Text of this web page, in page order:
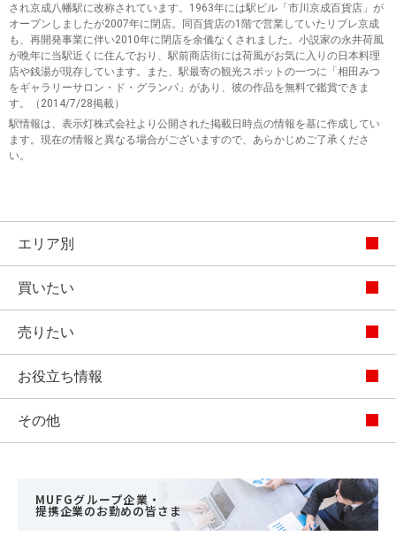
され京成八幡駅に改称されています。1963年には駅ビル「市川京成百貨店」が
オープンしましたが2007年に閉店。同百貨店の1階で営業していたリブレ京成
も、再開発事業に伴い2010年に閉店を余儀なくされました。小説家の永井荷風
が晩年に当駅近くに住んでおり、駅前商店街には荷風がお気に入りの日本料理
店や銭湯が現存しています。また、駅最寄の観光スポットの一つに「相田みつ
をギャラリーサロン・ド・グランパ」があり、彼の作品を無料で鑑賞できま
す。（2014/7/28掲載）
駅情報は、表示灯株式会社より公開された掲載日時点の情報を基に作成してい
ます。現在の情報と異なる場合がございますので、あらかじめご了承くださ
い。
エリア別
買いたい
売りたい
お役立ち情報
その他
MUFGグループ企業・
提携企業のお勤めの皆さま